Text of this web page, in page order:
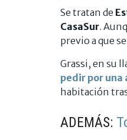
Se tratan de
CasaSur.
previo a que
Grassi, en su
pedir por una
habitación
ADEMÁS: